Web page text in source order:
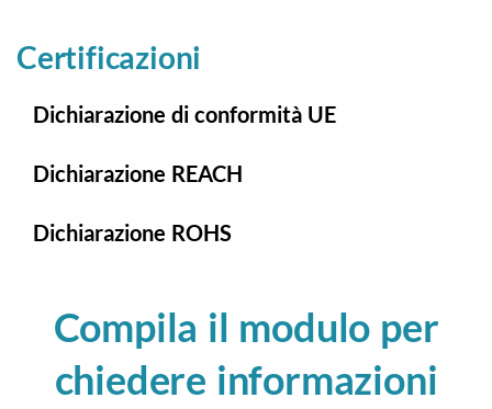
Certificazioni
Dichiarazione di conformità UE
Dichiarazione REACH
Dichiarazione ROHS
Compila il modulo per
chiedere informazioni